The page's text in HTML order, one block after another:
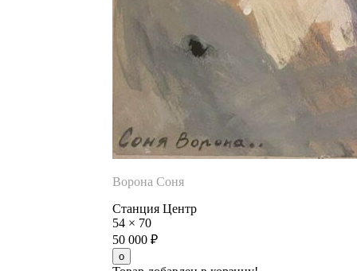
Ворона Соня
Станция Центр
54 × 70
50 000 ₽